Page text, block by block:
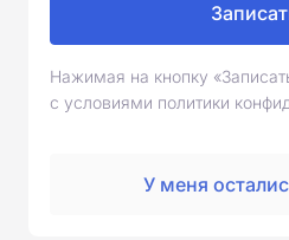
Нажимая на кнопку
с условиями политики
У меня